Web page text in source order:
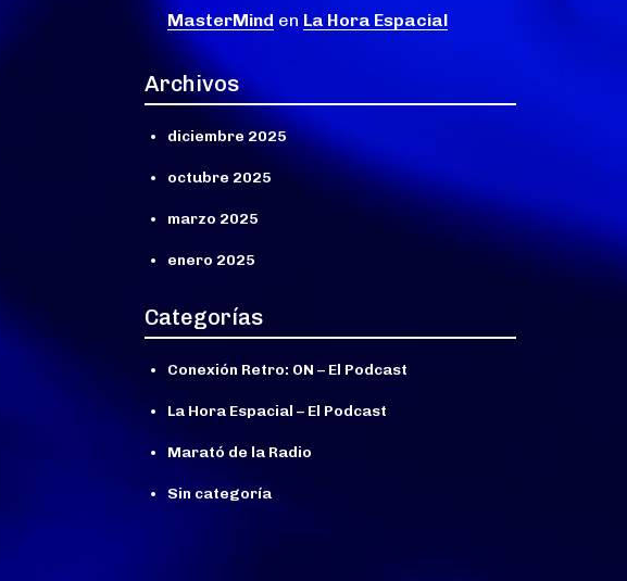
MasterMind en La Hora Espacial
Archivos
diciembre 2025
octubre 2025
marzo 2025
enero 2025
Categorías
Conexión Retro: ON – El Podcast
La Hora Espacial – El Podcast
Marató de la Radio
Sin categoría